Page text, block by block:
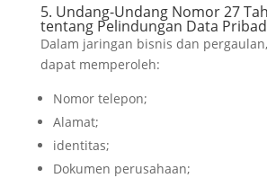
5. Undang-Undang Nomor 27
tentang Pelindungan Data
Dalam jaringan bisnis dan
dapat memperoleh:
Nomor telepon;
Alamat;
identitas;
Dokumen perusahaan;